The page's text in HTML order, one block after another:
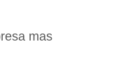
mas